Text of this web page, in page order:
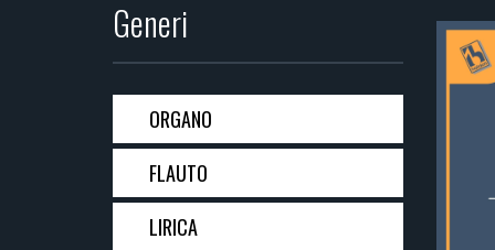
Generi
ORGANO
FLAUTO
LIRICA